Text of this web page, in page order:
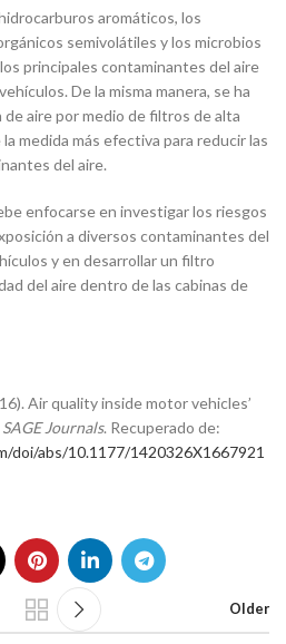
aromáticos, los
semivolátiles y los microbios
principales contaminantes del aire
De la misma manera, se ha
de aire por medio de filtros de alta
medida más efectiva para reducir las
del aire.
enfocarse en investigar los riesgos
a diversos contaminantes del
y en desarrollar un filtro
del aire dentro de las cabinas de
Air quality inside motor vehicles’
SAGE Journals. Recuperado de:
doi/abs/10.1177/1420326X1667921
Older